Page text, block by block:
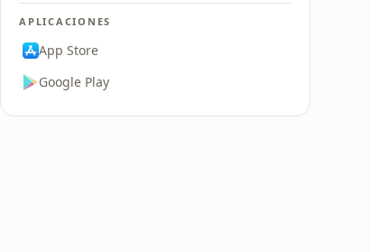
APLICACIONES
App Store
Google Play